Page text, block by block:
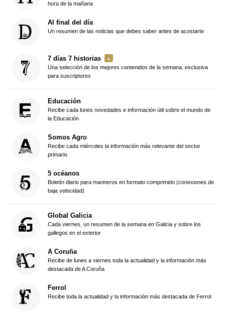
hora de la mañana
Al final del día
Un resumen de las noticias que debes saber antes de acostarte
7 días 7 historias
Una selección de los mejores contenidos de la semana, exclusiva
para suscriptores
Educación
Recibe cada lunes novedades e información útil sobre el mundo de
la Educación
Somos Agro
Recibe cada miércoles la información más relevante del sector
primario
5 océanos
Boletín diario para marineros en formato comprimido (conexiones de
baja velocidad)
Global Galicia
Cada viernes, un resumen de la semana en Galicia y sobre los
gallegos en el exterior
A Coruña
Recibe de lunes a viernes toda la actualidad y la información más
destacada de A Coruña
Ferrol
Recibe toda la actualidad y la información más destacada de Ferrol